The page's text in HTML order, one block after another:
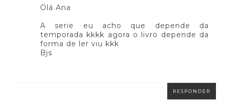
Olá Ana
A serie eu acho que depende da
temporada kkkk agora o livro depende da
forma de ler viu kkk
Bjs
RESPONDER